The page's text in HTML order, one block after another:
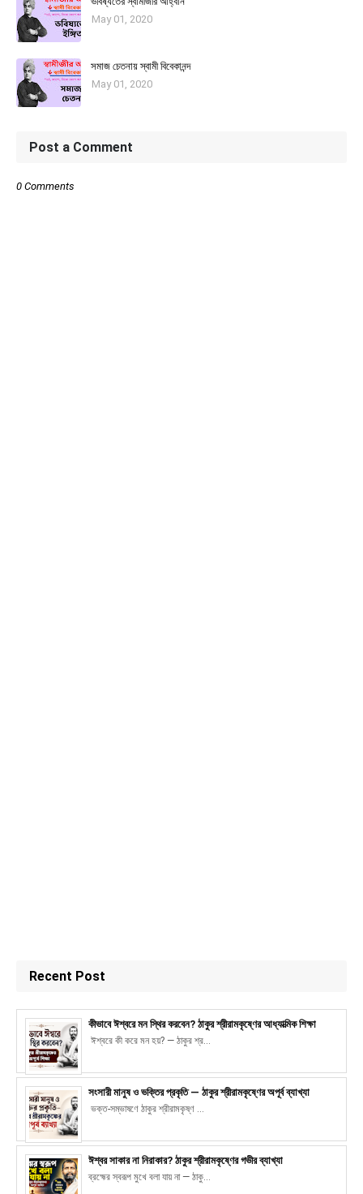
May 01, 2020
সমাজ চেতনায় স্বামী বিবেকানন্দ
May 01, 2020
Post a Comment
0 Comments
Recent Post
কীভাবে ঈশ্বরে মন স্থির করবেন? ঠাকুর শ্রীরামকৃষ্ণের আধ্যাত্মিক শিক্ষা
ঈশ্বরে কী করে মন হয়? — ঠাকুর শ্র...
সংসারী মানুষ ও ভক্তির প্রকৃতি — ঠাকুর শ্রীরামকৃষ্ণের অপূর্ব ব্যাখ্যা
ভক্ত-সম্ভাষণে ঠাকুর শ্রীরামকৃষ্ণ ...
ঈশ্বর সাকার না নিরাকার? ঠাকুর শ্রীরামকৃষ্ণের গভীর ব্যাখ্যা
ব্রহ্মের স্বরূপ মুখে বলা যায় না — ঠাকু...